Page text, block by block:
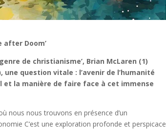
after Doom’
de christianisme’, Brian McLaren (1)
une question vitale : l’avenir de l’humanité
la manière de faire face à cet immense
nous nous trouvons en présence d’un
C’est une exploration profonde et perspicace